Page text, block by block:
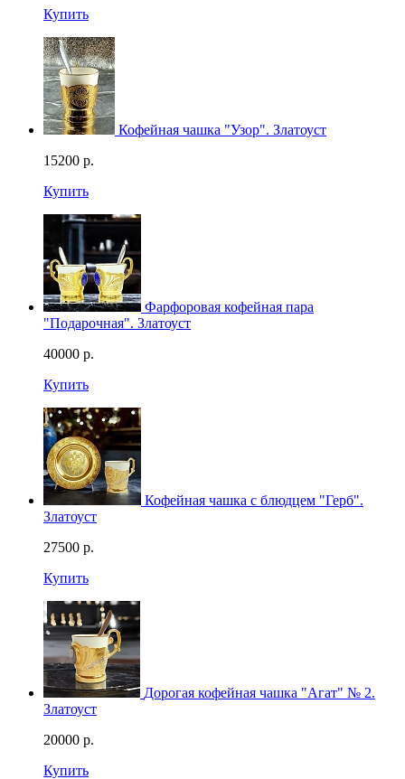
Купить
Кофейная чашка "Узор". Златоуст
15200 р.
Купить
Фарфоровая кофейная пара
"Подарочная". Златоуст
40000 р.
Купить
Кофейная чашка с блюдцем "Герб".
Златоуст
27500 р.
Купить
Дорогая кофейная чашка "Агат" № 2.
Златоуст
20000 р.
Купить